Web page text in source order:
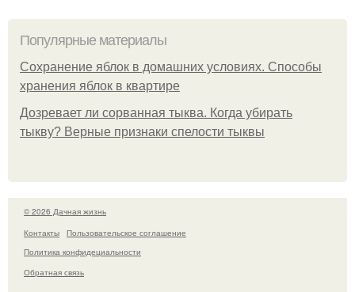
Популярные материалы
Сохранение яблок в домашних условиях. Способы
хранения яблок в квартире
Дозревает ли сорванная тыква. Когда убирать
тыкву? Верные признаки спелости тыквы
© 2026 Дачная жизнь
Контакты
Пользовательское соглашение
Политика конфидециальности
Обратная связь